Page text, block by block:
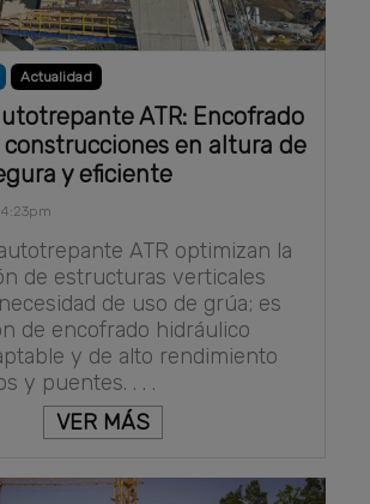
Actualidad
ATR: Encofrado
en altura de
y eficiente
ATR optimizan la
de estructuras verticales
de uso de grúa; es
de encofrado hidráulico
y de alto rendimiento
y puentes. . . .
VER MÁS